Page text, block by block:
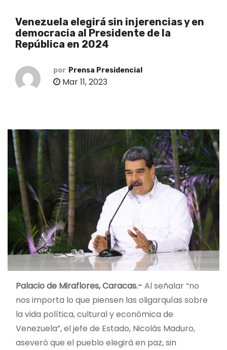
Venezuela elegirá sin injerencias y en
democracia al Presidente de la
República en 2024
por Prensa Presidencial
Mar 11, 2023
Palacio de Miraflores, Caracas.- Al señalar “no
nos importa lo que piensen las oligarquías sobre
la vida política, cultural y económica de
Venezuela”, el jefe de Estado, Nicolás Maduro,
aseveró que el pueblo elegirá en paz, sin